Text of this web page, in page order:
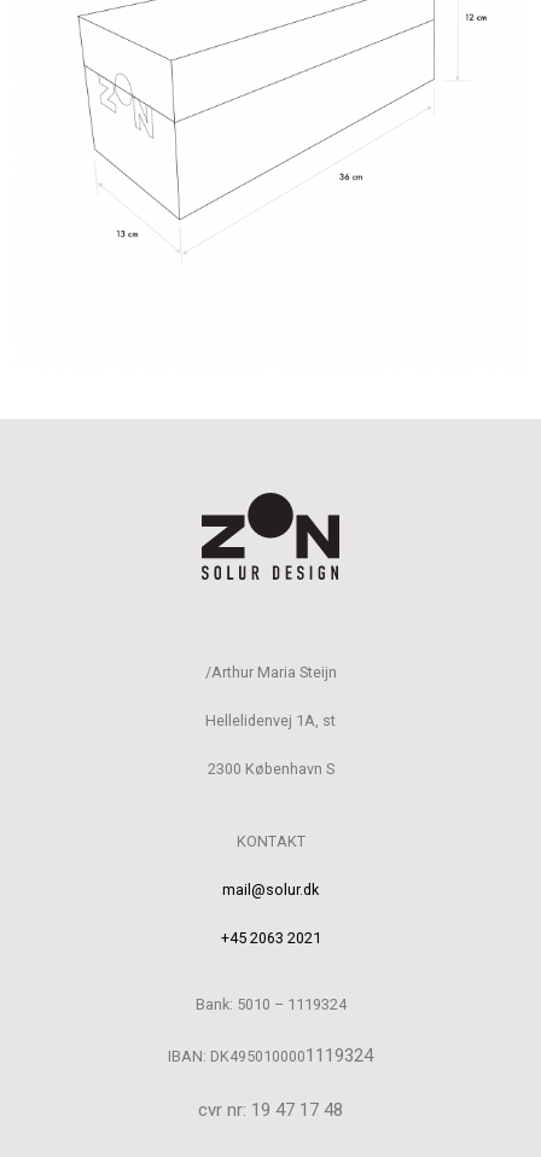
/Arthur Maria Steijn
Hellelidenvej 1A, st
2300 København S
KONTAKT
mail@solur.dk
+45 2063 2021
Bank: 5010 – 1119324
IBAN: DK4950100001119324
cvr nr: 19 47 17 48